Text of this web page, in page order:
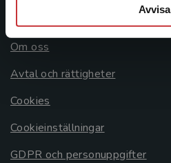
Avvisa
Om oss
Avtal och rättigheter
Cookies
Cookieinställningar
GDPR och personuppgifter